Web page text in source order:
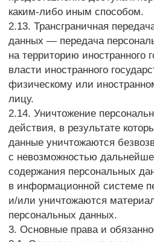
представителей в соответствии с
Закона о персональных данных;
— сообщать в уполномоченный орган по
прав субъектов персональных данных по
этого органа необходимую информацию в
10 дней с даты получения такого запроса;
— публиковать или иным образом
неограниченный доступ к настоящей
— принимать правовые, организационные
и технические меры для защиты
данных от неправомерного или
к ним, уничтожения, изменения,
копирования, предоставления,
персональных данных, а также от иных
персональных данных;
— прекратить передачу (распространение,
предоставление, доступ) персональных
прекратить обработку и уничтожить
данные в порядке и случаях,
Законом о персональных данных;
— исполнять иные обязанности,